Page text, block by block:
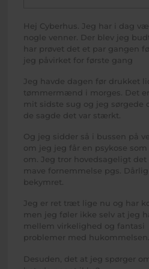
Hej Cyberhus. Jeg har i dag
nogle venner. Der blev jeg
har prøvet det et par gangen
jeg påvirket for første gang
Jeg havde dagen før drukket
tømmermænd i morges. Det
mit sidste sug og jeg sørgede
de sagde det var stærkt.
Og jeg sidder så i bussen på
om jeg jeg får en psykose
om. Jeg tror hovedsageligt
mave fornemmelse pgs.
bekymret.
Jeg er ret træt lige nu og har
men jeg føler ikke selv at jeg
mellem virkelighed og fantasi
problemer med hukommelsen.
Desuden, det at jeg spørger